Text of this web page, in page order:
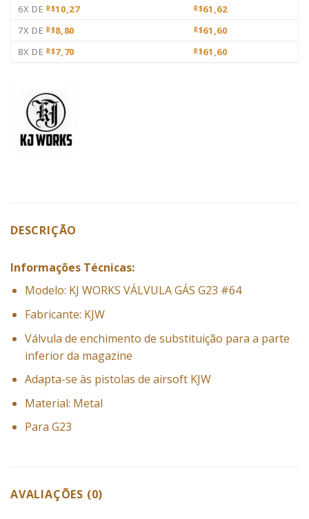
6X DE R$10,27 R$61,62
7X DE R$8,80 R$61,60
8X DE R$7,70 R$61,60
DESCRIÇÃO
Informações Técnicas:
Modelo: KJ WORKS VÁLVULA GÁS G23 #64
Fabricante: KJW
Válvula de enchimento de substituição para a parte
inferior da magazine
Adapta-se às pistolas de airsoft KJW
Material: Metal
Para G23
AVALIAÇÕES (0)